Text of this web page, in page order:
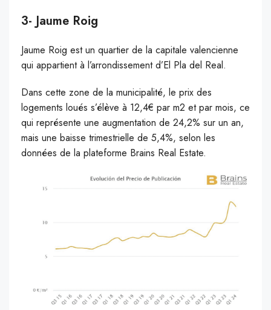
3- Jaume Roig
Jaume Roig est un quartier de la capitale valencienne
qui appartient à l’arrondissement d’El Pla del Real.
Dans cette zone de la municipalité, le prix des
logements loués s’élève à 12,4€ par m2 et par mois, ce
qui représente une augmentation de 24,2% sur un an,
mais une baisse trimestrielle de 5,4%, selon les
données de la plateforme Brains Real Estate.